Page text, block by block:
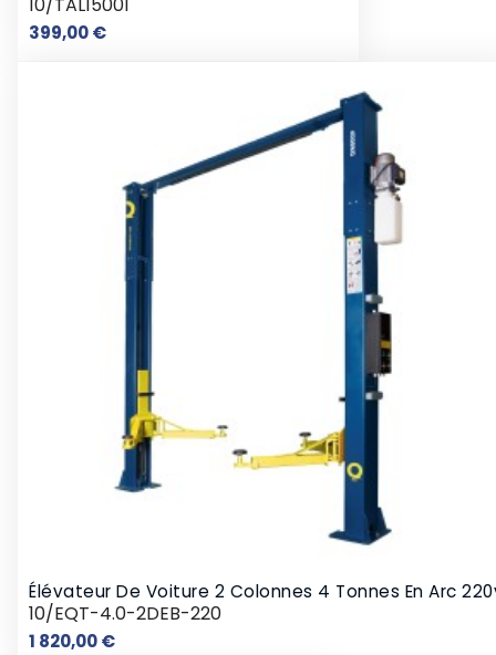
10/TAL15001
399,00 €Prix
Élévateur De Voiture 2 Colonnes 4 Tonnes En Arc
10/EQT-4.0-2DEB-220
1 820,00 €Prix